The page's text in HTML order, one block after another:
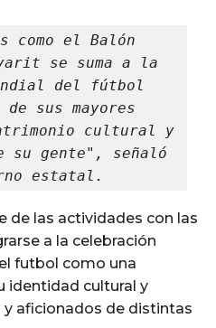
como el Balón
se suma a la
del fútbol
de sus mayores
cultural y
su gente", señaló
estatal.
de las actividades con las
a la celebración
futbol como una
identidad cultural y
aficionados de distintas